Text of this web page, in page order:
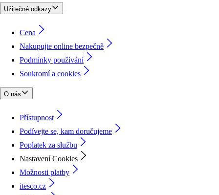
Užitečné odkazy
Cena
Nakupujte online bezpečně
Podmínky používání
Soukromí a cookies
O nás
Přístupnost
Podívejte se, kam doručujeme
Poplatek za službu
Nastavení Cookies
Možnosti platby
itesco.cz